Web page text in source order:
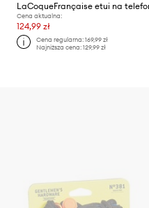
Cena aktualna:
124,99 zł
Cena regularna:169,99 zł
Najniższa cena:129,99 zł